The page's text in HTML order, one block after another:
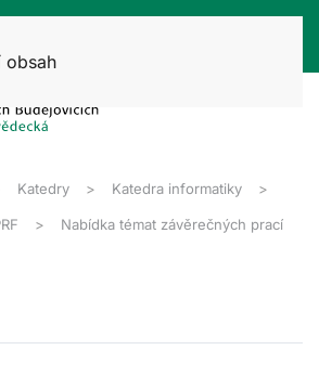
obsah
Katedry Katedra informatiky
Nabídka témat závěrečných prací